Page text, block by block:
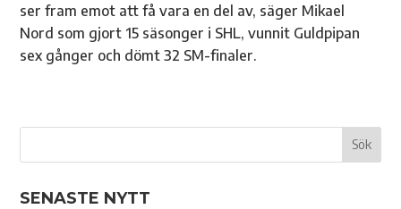
ser fram emot att få vara en del av, säger Mikael
Nord som gjort 15 säsonger i SHL, vunnit Guldpipan
sex gånger och dömt 32 SM-finaler.
SENASTE NYTT